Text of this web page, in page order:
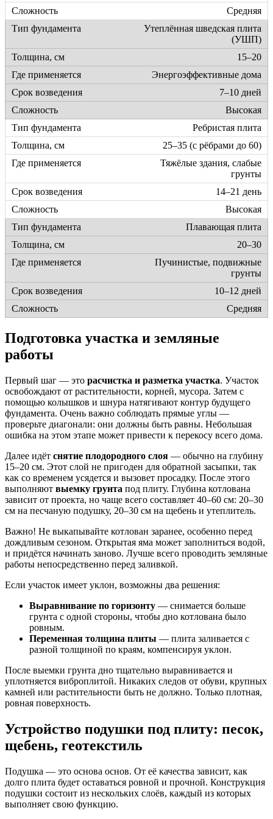
Средняя
Утеплённая шведская плита
(УШП)
15–20
Энергоэффективные дома
7–10 дней
Высокая
Ребристая плита
25–35 (с рёбрами до 60)
Тяжёлые здания, слабые
грунты
14–21 день
Высокая
Плавающая плита
20–30
Пучинистые, подвижные
грунты
10–12 дней
Средняя
Подготовка участка и земляные
работы
Первый шаг — это расчистка и разметка участка. Участок
освобождают от растительности, корней, мусора. Затем с
помощью колышков и шнура натягивают контур будущего
фундамента. Очень важно соблюдать прямые углы —
проверьте диагонали: они должны быть равны. Небольшая
ошибка на этом этапе может привести к перекосу всего дома.
Далее идёт снятие плодородного слоя — обычно на глубину
15–20 см. Этот слой не пригоден для обратной засыпки, так
как со временем усядется и вызовет просадку. После этого
выполняют выемку грунта под плиту. Глубина котлована
зависит от проекта, но чаще всего составляет 40–60 см: 20–30
см на песчаную подушку, 20–30 см на щебень и утеплитель.
Важно! Не выкапывайте котлован заранее, особенно перед
дождливым сезоном. Открытая яма может заполниться водой,
и придётся начинать заново. Лучше всего проводить земляные
работы непосредственно перед заливкой.
Если участок имеет уклон, возможны два решения:
Выравнивание по горизонту — снимается больше
грунта с одной стороны, чтобы дно котлована было
ровным.
Переменная толщина плиты — плита заливается с
разной толщиной по краям, компенсируя уклон.
После выемки грунта дно тщательно выравнивается и
уплотняется виброплитой. Никаких следов от обуви, крупных
камней или растительности быть не должно. Только плотная,
ровная поверхность.
Устройство подушки под плиту: песок,
щебень, геотекстиль
Подушка — это основа основ. От её качества зависит, как
долго плита будет оставаться ровной и прочной. Конструкция
подушки состоит из нескольких слоёв, каждый из которых
выполняет свою функцию.